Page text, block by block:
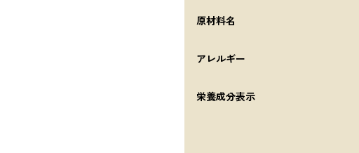
原材料名
アレルギー
栄養成分表示